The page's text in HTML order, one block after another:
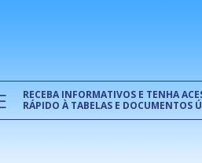
RECEBA INFORMATIVOS E TENHA
RÁPIDO À TABELAS E DOCUMENTOS